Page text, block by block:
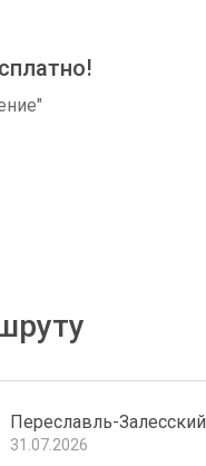
Переславль-Залесский
31.07.2026